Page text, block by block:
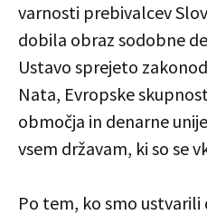
varnosti prebivalcev
dobila obraz sodobne
Ustavo sprejeto
Nata, Evropske
območja in denarne
vsem državam, ki so se
Po tem, ko smo ustvarili